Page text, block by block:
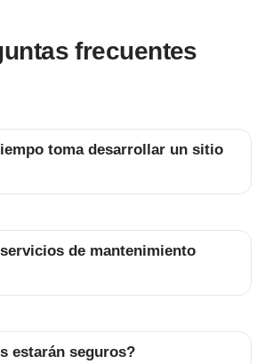
frecuentes
toma desarrollar un sitio
de mantenimiento
estarán seguros?